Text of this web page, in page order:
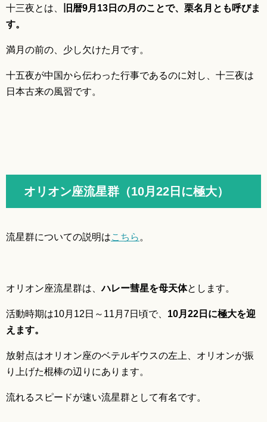
十三夜とは、
旧暦9月13日の月のことで、栗名月とも呼びま
す。
満月の前の、少し欠けた月です。
十五夜が中国から伝わった行事であるのに対し、十三夜は
日本古来の風習です。
オリオン座流星群（10月22日に極大）
流星群についての説明はこちら 。
オリオン座流星群は、ハレー彗星を母天体とします。
活動時期は10月12日～11月7日頃で、 10月22日に極大を迎
えます。
放射点はオリオン座のベテルギウスの左上、オリオンが振
り上げた棍棒の辺りにあります。
流れるスピードが速い流星群として有名です。